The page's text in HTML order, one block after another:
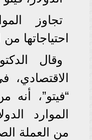
تجاوز
احتياجاتها
وقال
“فيتو”، أنه
الموارد
من العملة